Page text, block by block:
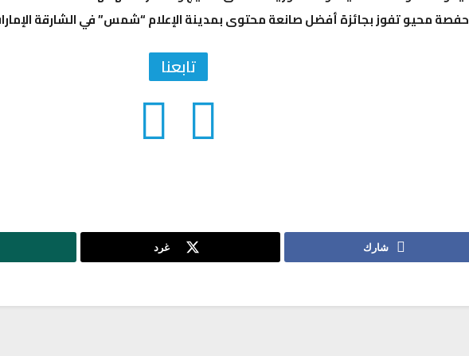
حفصة محيو تفوز بجائزة أفضل صانعة محتوى بمدينة الإعلام “شمس” في الشارقة
تابعنا
شارك غرد